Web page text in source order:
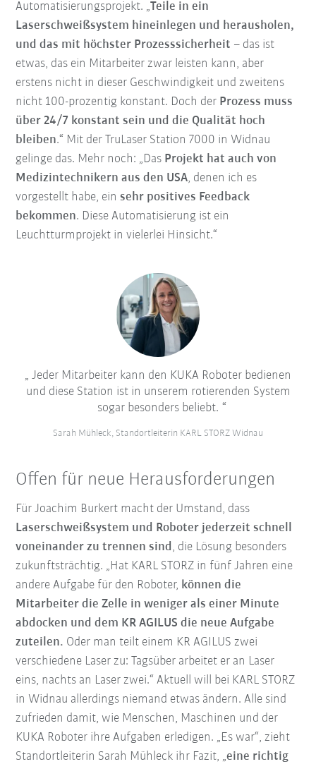
Automatisierungsprojekt. „Teile in ein
Laserschweißsystem hineinlegen und herausholen,
und das mit höchster Prozesssicherheit – das ist
etwas, das ein Mitarbeiter zwar leisten kann, aber
erstens nicht in dieser Geschwindigkeit und zweitens
nicht 100-prozentig konstant. Doch der Prozess muss
über 24/7 konstant sein und die Qualität hoch
bleiben.“ Mit der TruLaser Station 7000 in Widnau
gelinge das. Mehr noch: „Das Projekt hat auch von
Medizintechnikern aus den USA, denen ich es
vorgestellt habe, einsehr positives Feedback
bekommen. Diese Automatisierung ist ein
Leuchtturmprojekt in vielerlei Hinsicht.“
Jeder Mitarbeiter kann den KUKA Roboter bedienen
und diese Station ist in unserem rotierenden System
sogar besonders beliebt.
Sarah Mühleck, Standortleiterin KARL STORZ Widnau
Offen für neue Herausforderungen
Für Joachim Burkert macht der Umstand, dass
Laserschweißsystem und Roboter jederzeit schnell
voneinander zu trennen sind, die Lösung besonders
zukunftsträchtig. „Hat KARL STORZ in fünf Jahren eine
andere Aufgabe für den Roboter, können die
Mitarbeiter die Zelle in weniger als einer Minute
abdocken und dem KR AGILUS die neue Aufgabe
zuteilen. Oder man teilt einem KR AGILUS zwei
verschiedene Laser zu: Tagsüber arbeitet er an Laser
eins, nachts an Laser zwei.“ Aktuell will bei KARL STORZ
in Widnau allerdings niemand etwas ändern. Alle sind
zufrieden damit, wie Menschen, Maschinen und der
KUKA Roboter ihre Aufgaben erledigen. „Es war“, zieht
Standortleiterin Sarah Mühleck ihr Fazit, „eine richtig